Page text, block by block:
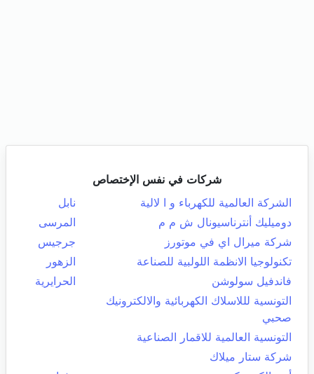
شركات في نفس الإختصاص
الشركة العالمية للكهرباء و ا لالية
نابل
دوميليك أنترناسيونال ش م م
المرسى
شركة ميرال اي في موتورز
جرجيس
تكنولوجيا الانظمة اللولبية للصناعة
الزهور
فاندفيل سولوشن
الحرايرية
التونسية لللاسلاك الكهربائية والالكترونيك
صحبي
التونسية العالمية للاقمار الصناعية
شركة ستار ميلاك